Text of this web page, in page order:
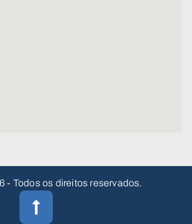
- Todos os direitos reservados.